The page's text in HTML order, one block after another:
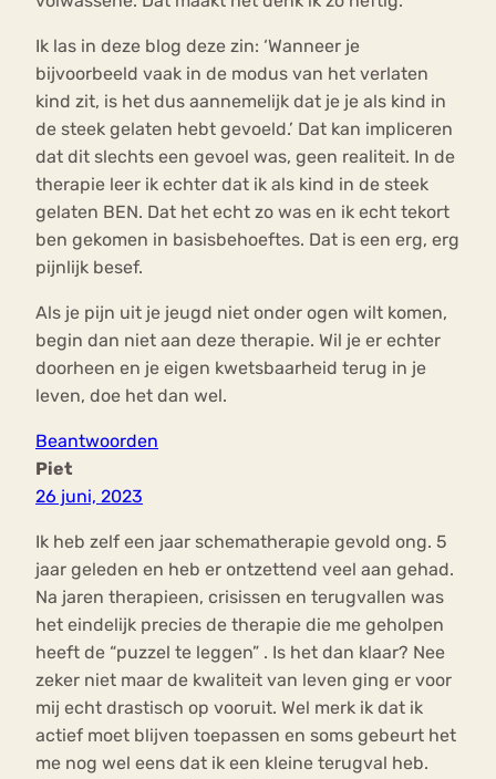
Ik las in deze blog deze zin: ‘Wanneer je
bijvoorbeeld vaak in de modus van het verlaten
kind zit, is het dus aannemelijk dat je je als kind in
de steek gelaten hebt gevoeld.’ Dat kan impliceren
dat dit slechts een gevoel was, geen realiteit. In de
therapie leer ik echter dat ik als kind in de steek
gelaten BEN. Dat het echt zo was en ik echt tekort
ben gekomen in basisbehoeftes. Dat is een erg, erg
pijnlijk besef.
Als je pijn uit je jeugd niet onder ogen wilt komen,
begin dan niet aan deze therapie. Wil je er echter
doorheen en je eigen kwetsbaarheid terug in je
leven, doe het dan wel.
Beantwoorden
Piet
26 juni, 2023
Ik heb zelf een jaar schematherapie gevold ong. 5
jaar geleden en heb er ontzettend veel aan gehad.
Na jaren therapieen, crisissen en terugvallen was
het eindelijk precies de therapie die me geholpen
heeft de “puzzel te leggen” . Is het dan klaar? Nee
zeker niet maar de kwaliteit van leven ging er voor
mij echt drastisch op vooruit. Wel merk ik dat ik
actief moet blijven toepassen en soms gebeurt het
me nog wel eens dat ik een kleine terugval heb.